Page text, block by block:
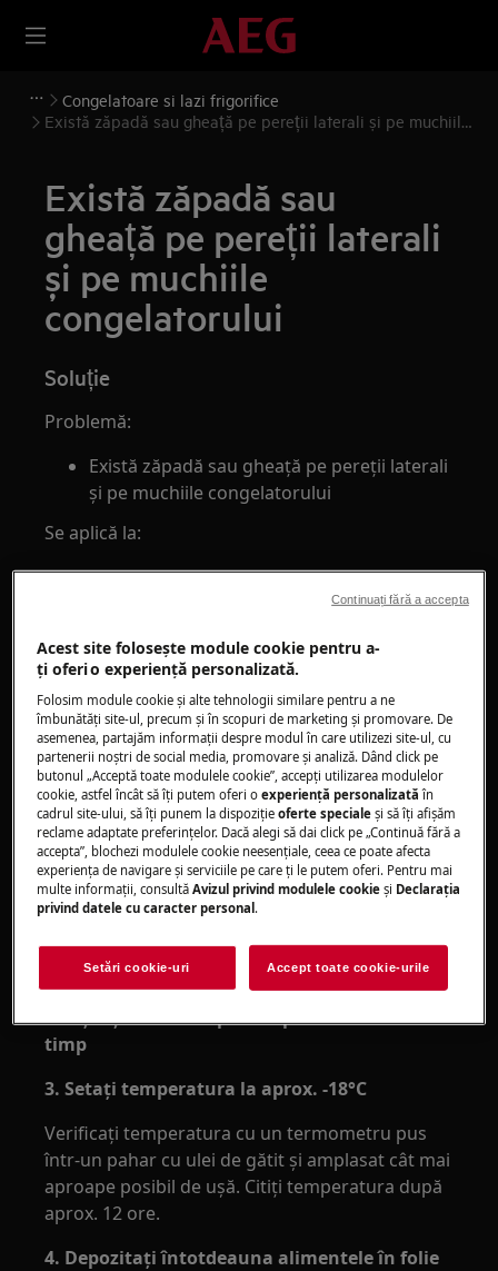
Congelatoare si lazi frigorifice
Există zăpadă sau gheață pe pereții laterali și pe muchiile
Există zăpadă sau
gheață pe pereții laterali
și pe muchiile
congelatorului
Soluție
Problemă:
Există zăpadă sau gheață pe pereții laterali
și pe muchiile congelatorului
Se aplică la:
Congelator vertical
1. Dezghețați congelatorul
Puteți găsi informații detaliate în manualul
utilizatorului.
Puteți descărca manualul utilizatorului de .
aici
La congelatoarele cu tehnologia frost-free,
gheața se va topi automat.
Dacă congelatorul nu este un model frost-
free, trebuie să-l dezghețați dvs. de fiecare
dată când este necesar.
2. Evitați să deschideți prea des ușa sau să
lăsați ușa deschisă pentru perioade mari de
timp
3. Setați temperatura la aprox. -18°C
Verificați temperatura cu un termometru pus
într-un pahar cu ulei de gătit și amplasat cât mai
aproape posibil de ușă. Citiți temperatura după
aprox. 12 ore.
4. Depozitați întotdeauna alimentele în folie
Acest site folosește module cookie pentru a-
ţi oferi o experienţă personalizată.
Folosim module cookie și alte tehnologii similare pentru a ne
îmbunătăţi site-ul, precum și în scopuri de marketing și promovare. De
asemenea, partajăm informaţii despre modul în care utilizezi site-ul, cu
partenerii noștri de social media, promovare și analiză. Dând click pe
butonul „Acceptă toate modulele cookie”, accepţi utilizarea modulelor
cookie, astfel încât să îţi putem oferi oexperienţă personalizată în
cadrul site-ului, să îţi punem la dispoziţieoferte speciale și să îţi afișăm
reclame adaptate preferinţelor. Dacă alegi să dai click pe „Continuă fără a
accepta”, blochezi modulele cookie neesenţiale, ceea ce poate afecta
experienţa de navigare și serviciile pe care ţi le putem oferi. Pentru mai
multe informaţii, consultăAvizul privind modulele cookie și Declaraţia
privind datele cu caracter personal.
Setări cookie-uri Accept toate cookie-urile
Continuați fără a accepta